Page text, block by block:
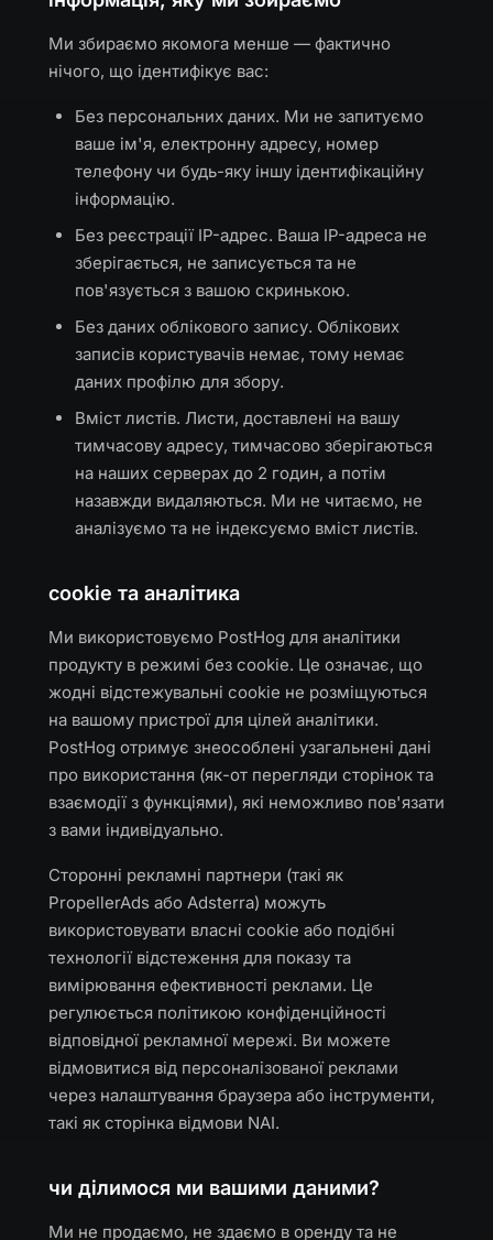
Ми збираємо якомога менше — фактично
нічого, що ідентифікує вас:
Без персональних даних. Ми не запитуємо
ваше ім'я, електронну адресу, номер
телефону чи будь-яку іншу ідентифікаційну
інформацію.
Без реєстрації IP-адрес. Ваша IP-адреса не
зберігається, не записується та не
пов'язується з вашою скринькою.
Без даних облікового запису. Облікових
записів користувачів немає, тому немає
даних профілю для збору.
Вміст листів. Листи, доставлені на вашу
тимчасову адресу, тимчасово зберігаються
на наших серверах до 2 годин, а потім
назавжди видаляються. Ми не читаємо, не
аналізуємо та не індексуємо вміст листів.
cookie та аналітика
Ми використовуємо PostHog для аналітики
продукту в режимі без cookie. Це означає, що
жодні відстежувальні cookie не розміщуються
на вашому пристрої для цілей аналітики.
PostHog отримує знеособлені узагальнені дані
про використання (як-от перегляди сторінок та
взаємодії з функціями), які неможливо пов'язати
з вами індивідуально.
Сторонні рекламні партнери (такі як
PropellerAds або Adsterra) можуть
використовувати власні cookie або подібні
технології відстеження для показу та
вимірювання ефективності реклами. Це
регулюється політикою конфіденційності
відповідної рекламної мережі. Ви можете
відмовитися від персоналізованої реклами
через налаштування браузера або інструменти,
такі як сторінка відмови NAI.
чи ділимося ми вашими даними?
Ми не продаємо, не здаємо в оренду та не